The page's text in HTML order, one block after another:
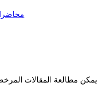
يمكن مطالعة المقالات